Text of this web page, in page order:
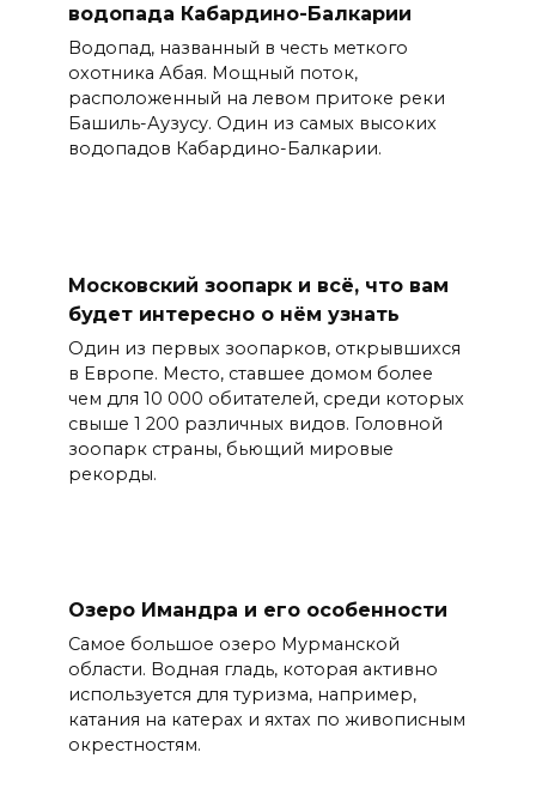
водопада Кабардино-Балкарии
Водопад, названный в честь меткого
охотника Абая. Мощный поток,
расположенный на левом притоке реки
Башиль-Аузусу. Один из самых высоких
водопадов Кабардино-Балкарии.
Московский зоопарк и всё, что вам
будет интересно о нём узнать
Один из первых зоопарков, открывшихся
в Европе. Место, ставшее домом более
чем для 10 000 обитателей, среди которых
свыше 1 200 различных видов. Головной
зоопарк страны, бьющий мировые
рекорды.
Озеро Имандра и его особенности
Самое большое озеро Мурманской
области. Водная гладь, которая активно
используется для туризма, например,
катания на катерах и яхтах по живописным
окрестностям.